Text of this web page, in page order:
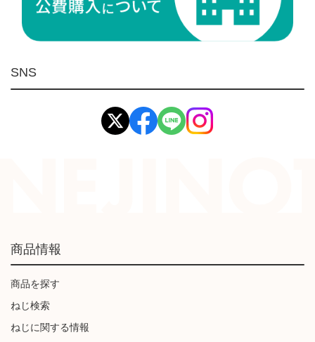
荷役伝導
環境安全用品
イマオ製品(IMAO)
工業資材(栃木屋)
SNS
商品情報
商品を探す
ねじ検索
ねじに関する情報